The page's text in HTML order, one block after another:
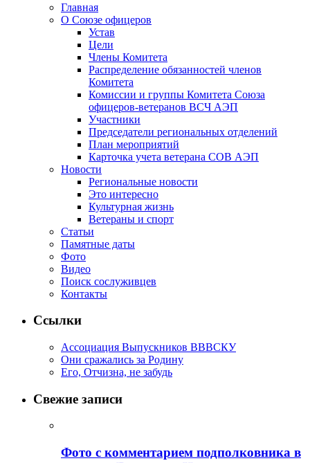
Главная
О Союзе офицеров
Устав
Цели
Члены Комитета
Распределение обязанностей членов
Комитета
Комиссии и группы Комитета Союза
офицеров-ветеранов ВСЧ АЭП
Участники
Председатели региональных отделений
План мероприятий
Карточка учета ветерана CОВ АЭП
Новости
Региональные новости
Это интересно
Культурная жизнь
Ветераны и спорт
Статьи
Памятные даты
Фото
Видео
Поиск сослуживцев
Контакты
Ссылки
Ассоциация Выпускников ВВВСКУ
Они сражались за Родину
Его, Отчизна, не забудь
Свежие записи
Фото с комментарием подполковника в